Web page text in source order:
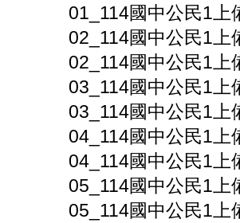
01_114國中公民1上
02_114國中公民1上
02_114國中公民1上
03_114國中公民1上
03_114國中公民1上
04_114國中公民1上
04_114國中公民1上
05_114國中公民1上
05_114國中公民1上